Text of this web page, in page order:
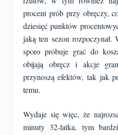
procent prób przy obręczy,
dziesięć punktów
jaką ten sezon
sporo próbuje grać do
obijają obręcz i akcje
przynoszą efektów, tak jak
temu.
Wydaje się więc, że
minuty 32-latka, tym